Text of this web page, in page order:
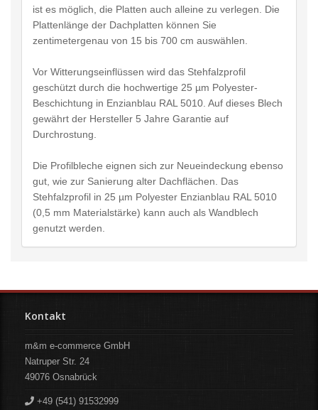
ist es möglich, die Platten auch alleine zu verlegen. Die
Plattenlänge der Dachplatten können Sie
zentimetergenau von 15 bis 700 cm auswählen.
Vor Witterungseinflüssen wird das Stehfalzprofil
geschützt durch die hochwertige 25 µm Polyester-
Beschichtung in Enzianblau RAL 5010. Auf dieses Blech
gewährt der Hersteller 5 Jahre Garantie auf
Durchrostung.
Die Profilbleche eignen sich zur Neueindeckung ebenso
gut, wie zur Sanierung alter Dachflächen. Das
Stehfalzprofil in 25 µm Polyester Enzianblau RAL 5010
(0,5 mm Materialstärke) kann auch als Wandblech
genutzt werden.
Kontakt
m&m e-commerce GmbH
Natruper Str. 24
49076 Osnabrück
+49 (541) 91532999